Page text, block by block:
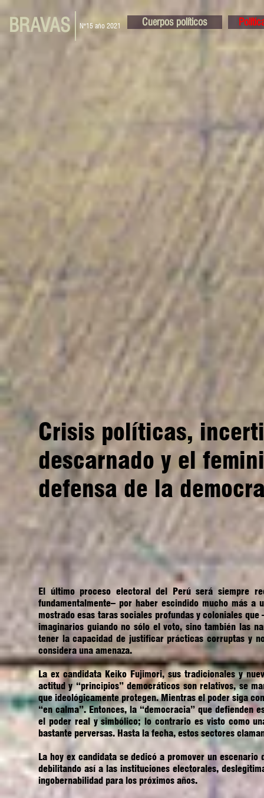
BRAVAS N°15 año 2021 Cuerpos políticos
Crisis políticas,
descarnado y el
defensa de la
El último proceso electoral del Perú será siempre
fundamentalmente– por haber escindido mucho más
mostrado esas taras sociales profundas y coloniales
imaginarios guiando no sólo el voto, sino también las
tener la capacidad de justificar prácticas corruptas y
considera una amenaza.
La ex candidata Keiko Fujimori, sus tradicionales y
actitud y “principios” democráticos son relativos, se
que ideológicamente protegen. Mientras el poder siga
“en calma”. Entonces, la “democracia” que defienden
el poder real y simbólico; lo contrario es visto como
bastante perversas. Hasta la fecha, estos sectores
La hoy ex candidata se dedicó a promover un
debilitando así a las instituciones electorales,
ingobernabilidad para los próximos años.